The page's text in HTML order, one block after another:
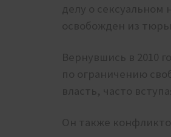
делу о
освобожден из
Вернувшись в 2010
по ограничению
власть, часто
Он также